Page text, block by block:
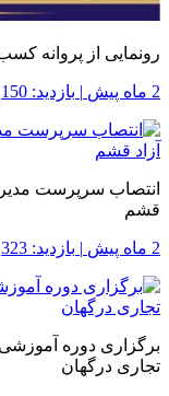
رونمایی از پروانه
2 ماه پیش | بازدید: 150
انتصاب سرپرست
قشم
2 ماه پیش | بازدید: 323
برگزاری دوره
تجاری درگهان